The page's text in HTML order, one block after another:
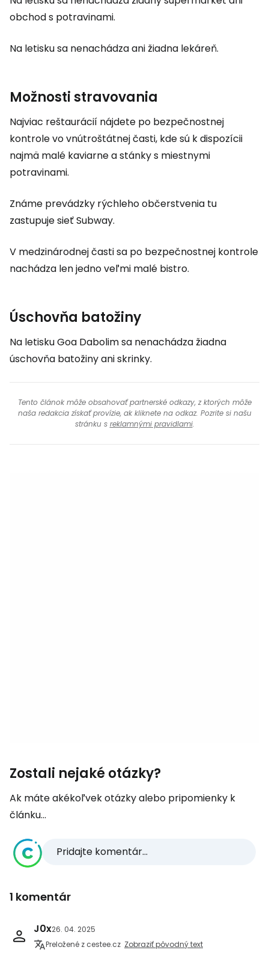
obchod s potravinami.
Na letisku sa nenachádza ani žiadna lekáreň.
Možnosti stravovania
Najviac reštaurácií nájdete po bezpečnostnej
kontrole vo vnútroštátnej časti, kde sú k dispozícii
najmä malé kaviarne a stánky s miestnymi
potravinami.
Známe prevádzky rýchleho občerstvenia tu
zastupuje sieť Subway.
V medzinárodnej časti sa po bezpečnostnej kontrole
nachádza len jedno veľmi malé bistro.
Úschovňa batožiny
Na letisku Goa Dabolim sa nenachádza žiadna
úschovňa batožiny ani skrinky.
Tento článok môže obsahovať partnerské odkazy, z ktorých môže
naša redakcia získať provízie, ak kliknete na odkaz. Pozrite si našu
stránku s reklamnými pravidlami.
Zostali nejaké otázky?
Ak máte akékoľvek otázky alebo pripomienky k
článku...
Pridajte komentár...
1 komentár
J0x26. 04. 2025
Preložené z cestee.cz Zobraziť pôvodný text